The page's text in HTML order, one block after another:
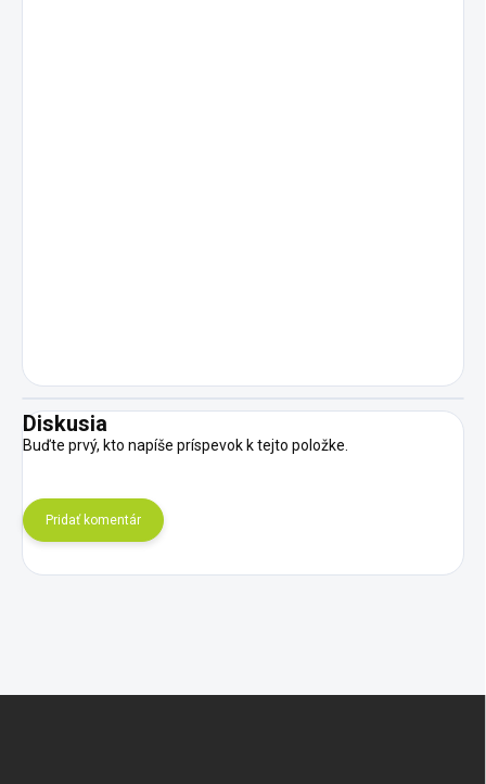
Diskusia
Buďte prvý, kto napíše príspevok k tejto položke.
Pridať komentár